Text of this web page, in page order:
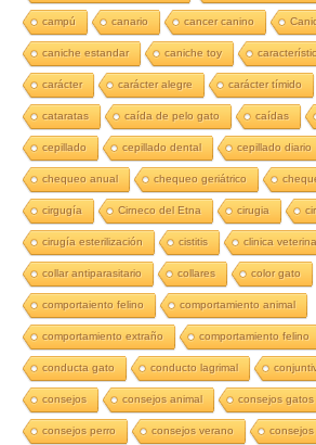
campú canario cancer canino
caniche estandar caniche toy
carácter carácter alegre carácter tímido
cataratas caída de pelo gato caídas
cepillado cepillado dental cepillado diario
chequeo anual chequeo geriátrico
cirgugía Cirneco del Etna cirugia
cirugía esterilización cistitis clinica
collar antiparasitario collares color gato
comportaiento felino comportamiento animal
comportamiento extraño comportamiento felino
conducta gato conducto lagrimal
consejos consejos animal consejos gatos
consejos perro consejos verano consejos